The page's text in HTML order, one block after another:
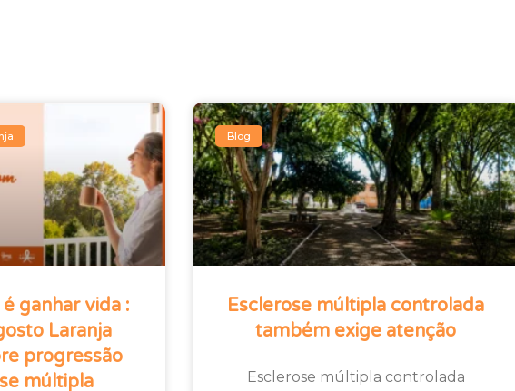
ganhar vida :
Laranja
progressão
múltipla
Blog
Esclerose múltipla controlada
também exige atenção
Esclerose múltipla controlada